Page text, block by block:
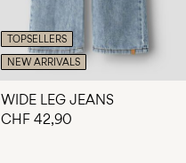
TOPSELLERS
NEW ARRIVALS
WIDE LEG JEANS
CHF 42,90